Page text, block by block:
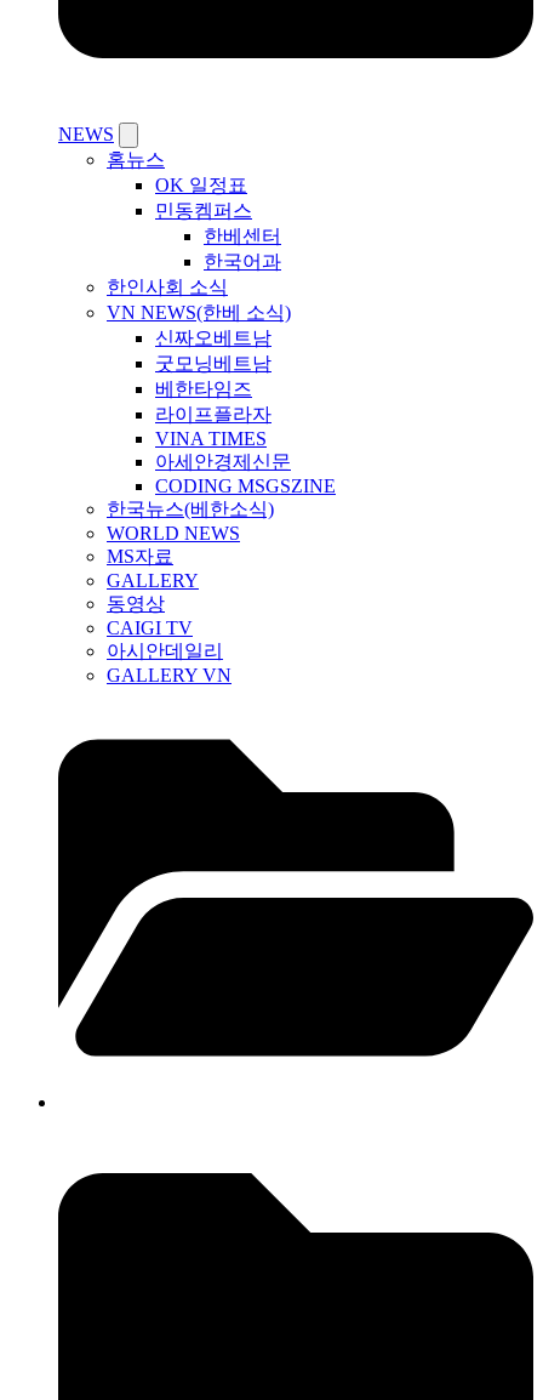
NEWS
홈뉴스
OK 일정표
민동켐퍼스
한베센터
한국어과
한인사회 소식
VN NEWS(한베 소식)
신짜오베트남
굿모닝베트남
베한타임즈
라이프플라자
VINA TIMES
아세안경제신문
CODING MSGSZINE
한국뉴스(베한소식)
WORLD NEWS
MS자료
GALLERY
동영상
CAIGI TV
아시안데일리
GALLERY VN